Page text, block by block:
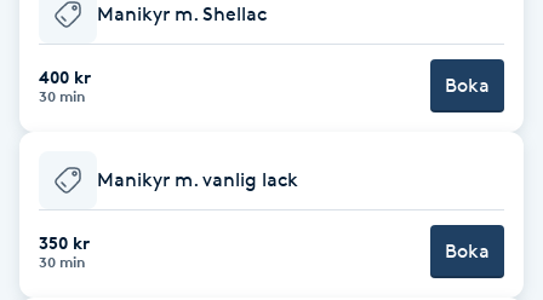
Barber
Barnklippning
BIAB
Manikyr m. Shellac
400 kr
30 min Boka
Manikyr m. vanlig lack
350 kr
30 min Boka